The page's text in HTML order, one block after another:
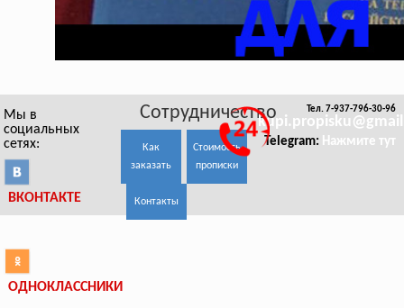
Мы в
социальных
сетях:
ВКОНТАКТЕ
ОДНОКЛАССНИКИ
Сотрудничество
Как
заказать
Стоимость
прописки
Контакты
Тел. 7-937-796-30-96
Telegram: Нажмите тут